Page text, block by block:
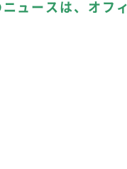
ュースは、オフ